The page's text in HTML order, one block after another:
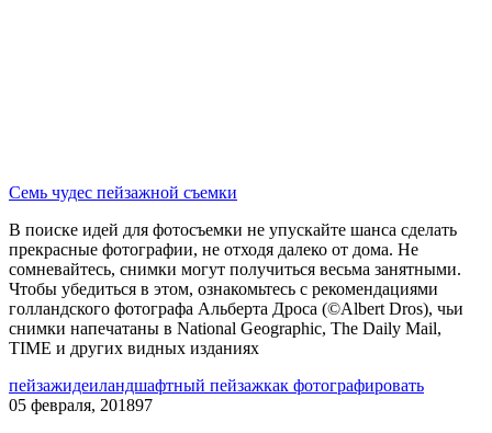
Семь чудес пейзажной съемки
В поиске идей для фотосъемки не упускайте шанса сделать
прекрасные фотографии, не отходя далеко от дома. Не
сомневайтесь, снимки могут получиться весьма занятными.
Чтобы убедиться в этом, ознакомьтесь с рекомендациями
голландского фотографа Альберта Дроса (©Albert Dros), чьи
снимки напечатаны в National Geographic, The Daily Mail,
TIME и других видных изданиях
пейзажидеиландшафтный пейзажкак фотографировать
05 февраля, 201897